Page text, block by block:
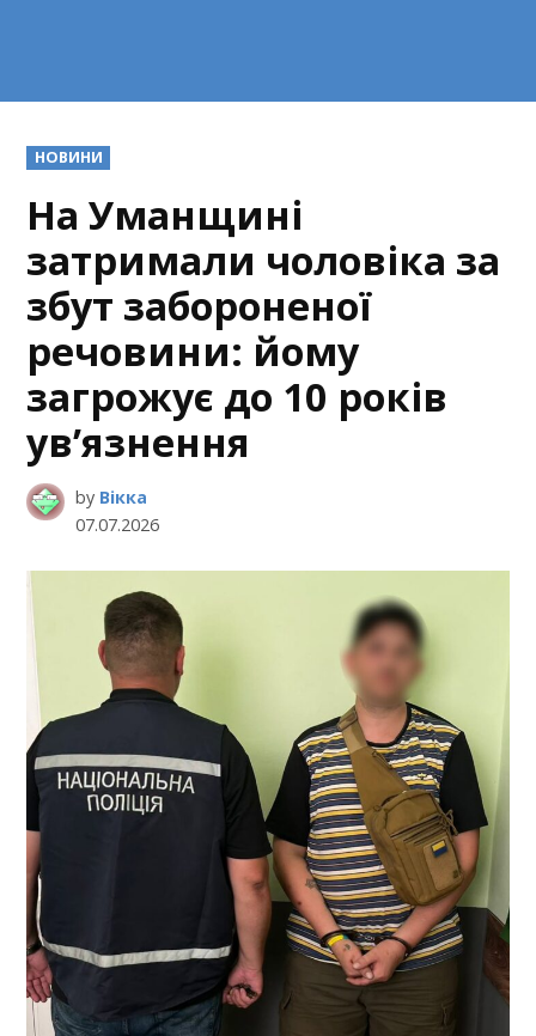
POSTED
IN
НОВИНИ
На Уманщині
затримали чоловіка за
збут забороненої
речовини: йому
загрожує до 10 років
ув’язнення
by Вікка
07.07.2026